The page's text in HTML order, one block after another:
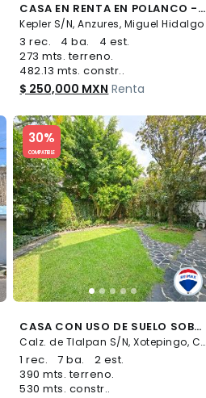
CASA EN RENTA EN POLANCO - (34)
Kepler S/N, Anzures, Miguel Hidalgo
3 rec. 4 ba.
4 est.
273 mts. terreno.
482.13 mts. constr..
$ 250,000 MXN Renta
30%
COMPATIBLE
Slide 1 of 5
CASA CON USO DE SUELO SOBRE TLALPAN DE 530 M2 - (34)
Calz. de Tlalpan S/N, Xotepingo, Coyoacán
1 rec. 7 ba.
2 est.
390 mts. terreno.
530 mts. constr..